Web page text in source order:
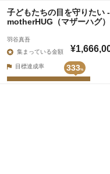
子どもたちの目を守りたい
motherHUG（マザーハグ）
羽谷真吾
集まっている金額
目標達成率 333%